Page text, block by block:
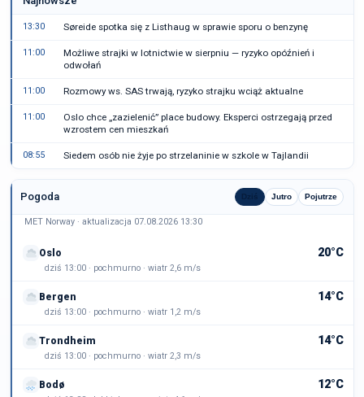
13:30 Søreide spotka się z Listhaug w sprawie sporu o benzynę
11:00
Możliwe strajki w lotnictwie w sierpniu — ryzyko opóźnień i
odwołań
11:00 Rozmowy ws. SAS trwają, ryzyko strajku wciąż aktualne
11:00
Oslo chce „zazielenić” place budowy. Eksperci ostrzegają przed
wzrostem cen mieszkań
08:55 Siedem osób nie żyje po strzelaninie w szkole w Tajlandii
Pogoda Dziś Jutro Pojutrze
MET Norway · aktualizacja 07.08.2026 13:30
Oslo 20°C
dziś 13:00 · pochmurno · wiatr 2,6 m/s
Bergen 14°C
dziś 13:00 · pochmurno · wiatr 1,2 m/s
Trondheim 14°C
dziś 13:00 · pochmurno · wiatr 2,3 m/s
Bodø 12°C